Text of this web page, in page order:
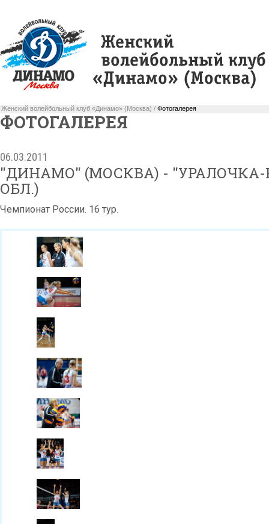
Женский волейбольный клуб «Динамо» (Москва) / Фотогалерея
ФОТОГАЛЕРЕЯ
06.03.2011
"ДИНАМО" (МОСКВА) -
ОБЛ.)
Чемпионат России. 16 тур.